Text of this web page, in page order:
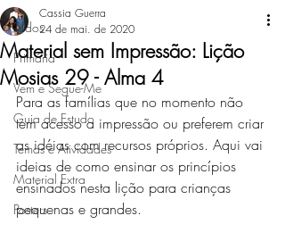
Todos
Primária
Vem e Segue-Me
Guia de Estudo
Temas e Atividades
Material Extra
Posters
Material sem Impressão: Lição
Mosias 29 - Alma 4
Cassia Guerra
24 de mai. de 2020
Para as famílias que no momento não
tem acesso a impressão ou preferem criar
as idéias com recursos próprios. Aqui vai
ideias de como ensinar os princípios
ensinados nesta lição para crianças
pequenas e grandes.